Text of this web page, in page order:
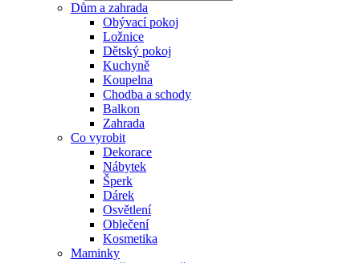
Dům a zahrada
Obývací pokoj
Ložnice
Dětský pokoj
Kuchyně
Koupelna
Chodba a schody
Balkon
Zahrada
Co vyrobit
Dekorace
Nábytek
Šperk
Dárek
Osvětlení
Oblečení
Kosmetika
Maminky